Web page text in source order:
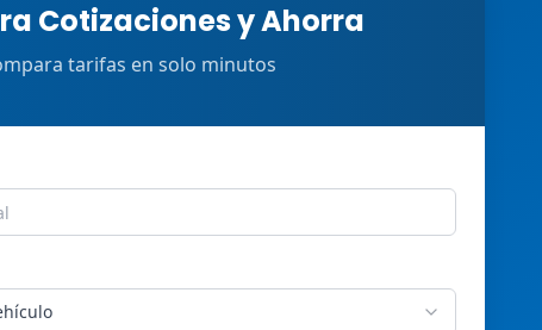
Cotizaciones y Ahorra
tarifas en solo minutos